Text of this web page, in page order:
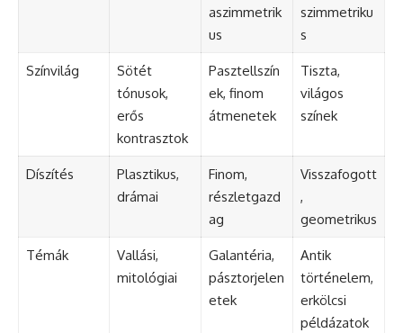
aszimmetrik
us
szimmetriku
s
Színvilág
Sötét
tónusok,
erős
kontrasztok
Pasztellszín
ek, finom
átmenetek
Tiszta,
világos
színek
Díszítés
Plasztikus,
drámai
Finom,
részletgazd
ag
Visszafogott
,
geometrikus
Témák
Vallási,
mitológiai
Galantéria,
pásztorjelen
etek
Antik
történelem,
erkölcsi
példázatok